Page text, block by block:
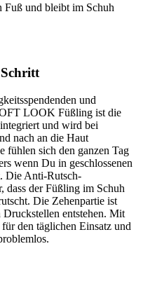
Fuß und bleibt im Schuh
Schritt
und
LOOK Füßling ist die
und wird bei
nach an die Haut
fühlen sich den ganzen Tag
wenn Du in geschlossenen
Die Anti-Rutsch-
dass der Füßling im Schuh
Die Zehenpartie ist
Druckstellen entstehen. Mit
den täglichen Einsatz und